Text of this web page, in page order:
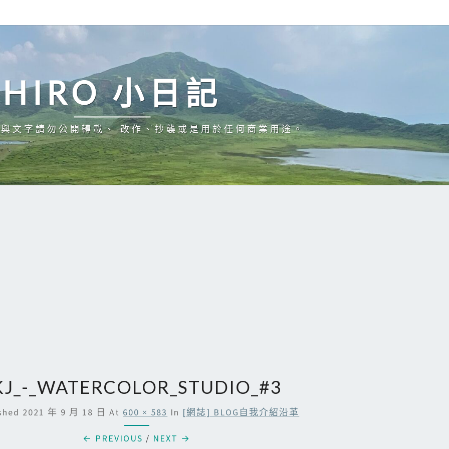
HIRO 小日記
文字請勿公開轉載、 改作、抄襲或是用於任何商業用途。
_WATERCOLOR_STUDIO_#3
2021 年 9 月 18 日 At 600 × 583 In [網誌] BLOG自我介紹沿革
← PREVIOUS / NEXT →